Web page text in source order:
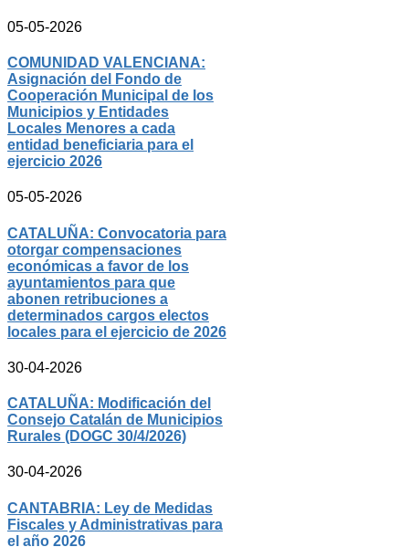
05-05-2026
COMUNIDAD VALENCIANA:
Asignación del Fondo de
Cooperación Municipal de los
Municipios y Entidades
Locales Menores a cada
entidad beneficiaria para el
ejercicio 2026
05-05-2026
CATALUÑA: Convocatoria para
otorgar compensaciones
económicas a favor de los
ayuntamientos para que
abonen retribuciones a
determinados cargos electos
locales para el ejercicio de 2026
30-04-2026
CATALUÑA: Modificación del
Consejo Catalán de Municipios
Rurales (DOGC 30/4/2026)
30-04-2026
CANTABRIA: Ley de Medidas
Fiscales y Administrativas para
el año 2026